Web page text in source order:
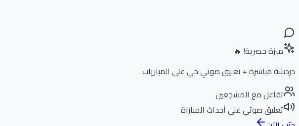
ميزة حصرية! 🔥
دردشة مباشرة + تعليق صوتي حي على المباريات
تفاعل مع المشجعين
تعليق صوتي على أحداث المباراة